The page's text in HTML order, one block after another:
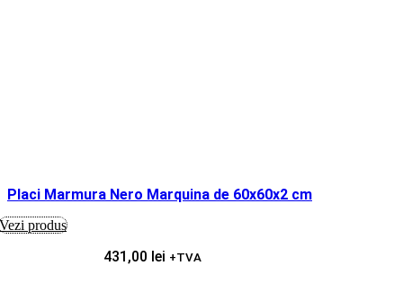
Placi Marmura Nero Marquina de 60x60x2 cm
Vezi produs
431,00 lei +TVA